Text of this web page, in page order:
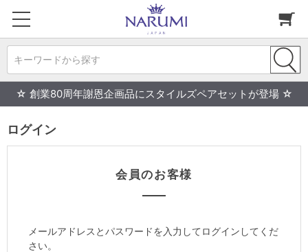
キーワードから探す
☆ 創業80周年謝恩企画品にスタイルズペアセットが登場 ☆
ログイン
会員のお客様
メールアドレスとパスワードを入力してログインしてくだ
さい。